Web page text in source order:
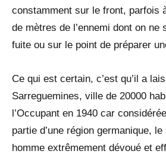
constamment sur le front, parfois
de mètres de l’ennemi dont on ne
fuite ou sur le point de préparer
Ce qui est certain, c’est qu’il a
Sarreguemines, ville de 20000
l’Occupant en 1940 car
partie d’une région germanique, le
homme extrêmement dévoué et